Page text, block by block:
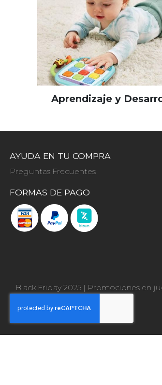
Aprendizaje y
AYUDA EN TU COMPRA
Preguntas Frecuentes
FORMAS DE PAGO
Black Friday 2025 | Promociones en